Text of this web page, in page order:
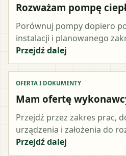
Rozważam pompę
Porównuj pompy dopiero
instalacji i planowanego
Przejdź dalej
OFERTA I DOKUMENTY
Mam ofertę
Przejdź przez zakres prac,
urządzenia i założenia do
Przejdź dalej